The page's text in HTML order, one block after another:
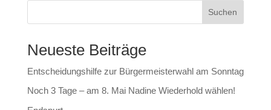
Suchen
Neueste Beiträge
Entscheidungshilfe zur Bürgermeisterwahl am Sonntag
Noch 3 Tage – am 8. Mai Nadine Wiederhold wählen!